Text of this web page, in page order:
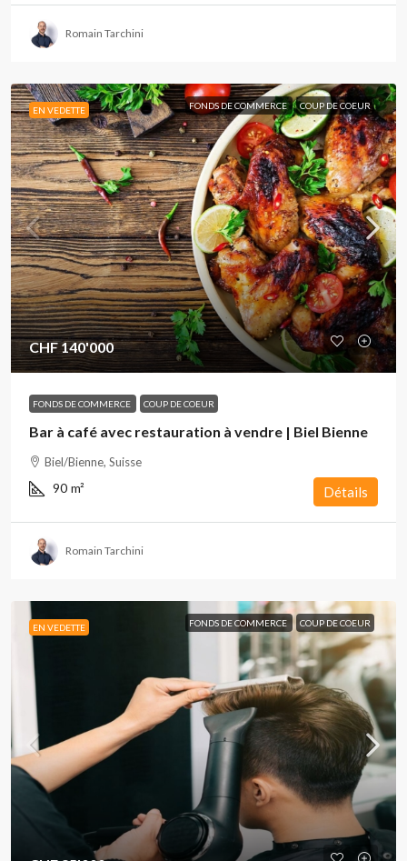
Romain Tarchini
EN VEDETTE FONDS DE COMMERCE COUP DE COEUR
CHF 140'000
FONDS DE COMMERCE COUP DE COEUR
Bar à café avec restauration à vendre | Biel Bienne
Biel/Bienne, Suisse
90 m² Détails
Romain Tarchini
EN VEDETTE FONDS DE COMMERCE COUP DE COEUR